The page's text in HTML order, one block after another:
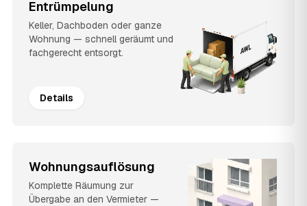
Entrümpelung
Keller, Dachboden oder ganze
Wohnung — schnell geräumt und
fachgerecht entsorgt.
Details
Wohnungsauflösung
Komplette Räumung zur
Übergabe an den Vermieter —